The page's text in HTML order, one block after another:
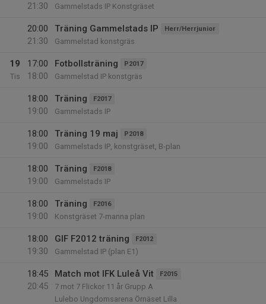
21:30
Gammelstads IP Konstgräset
20:00
21:30
Träning Gammelstads IP Herr/Herrjunior
Gammelstad konstgräs
19
Tis
17:00
18:00
Fotbollsträning P2017
Gammelstad IP konstgräs
18:00
19:00
Träning F2017
Gammelstads IP
18:00
19:00
Träning 19 maj P2018
Gammelstads IP, konstgräset, B-plan
18:00
19:00
Träning F2018
Gammelstads IP
18:00
19:00
Träning F2016
Konstgräset 7-manna plan
18:00
19:30
GIF F2012 träning F2012
Gammelstad IP (plan E1)
18:45
20:45
Match mot IFK Luleå Vit F2015
7 mot 7 Flickor 11 år Grupp A
Lulebo Ungdomsarena Örnäset Lilla